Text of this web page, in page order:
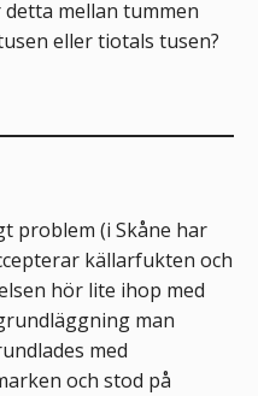
mellan tummen
eller tiotals tusen?
problem (i Skåne har
källarfukten och
hör lite ihop med
man
med
och stod på